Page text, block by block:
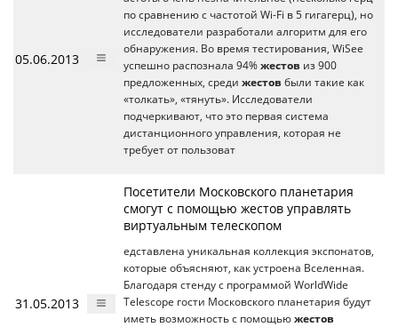
05.06.2013
по сравнению с частотой Wi-Fi в 5 гигагерц), но
исследователи разработали алгоритм для его
обнаружения. Во время тестирования, WiSee
успешно распознала 94% жестов из 900
предложенных, среди жестов были такие как
«толкать», «тянуть». Исследователи
подчеркивают, что это первая система
дистанционного управления, которая не
требует от пользоват
31.05.2013
Посетители Московского планетария
смогут с помощью жестов управлять
виртуальным телескопом
едставлена уникальная коллекция экспонатов,
которые объясняют, как устроена Вселенная.
Благодаря стенду с программой WorldWide
Telescope гости Московского планетария будут
иметь возможность с помощью жестов